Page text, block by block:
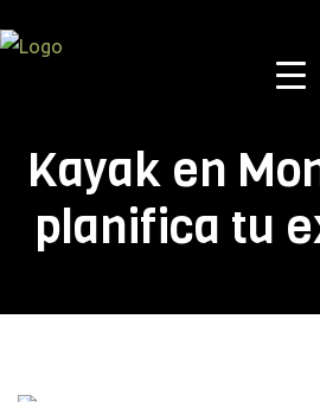
Kayak en
planifica tu